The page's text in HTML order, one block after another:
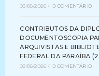
03/08/2026 / 0 COMENTÁRIO
CONTRIBUTOS DA
DOCUMENTOSCOPIA
ARQUIVISTAS E
FEDERAL DA PARAÍBA
03/08/2026 / 0 COMENTÁRIO